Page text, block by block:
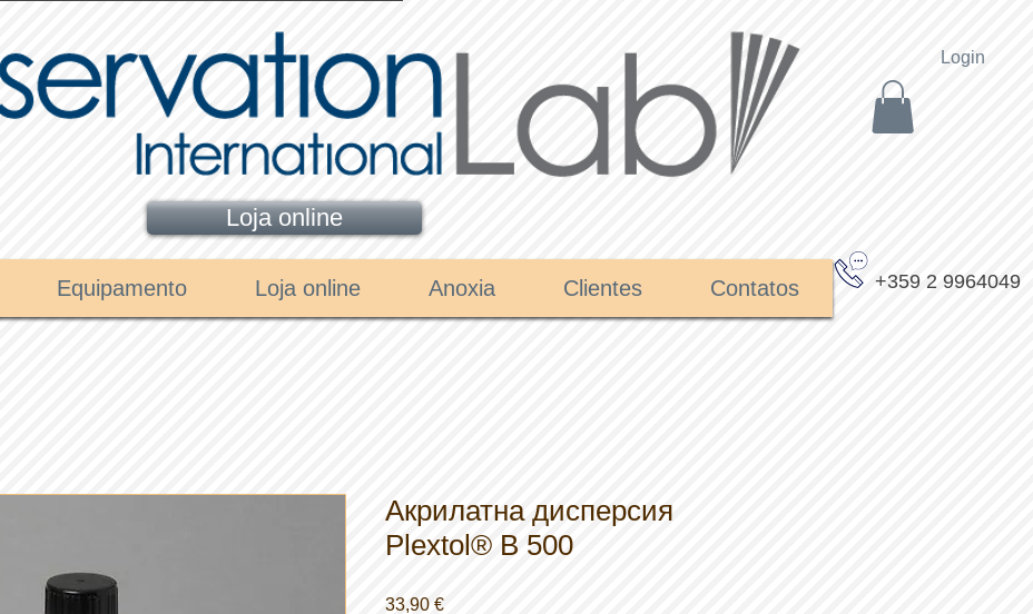
Loja online
Login
Equipamento Loja online Anoxia Clientes Contatos +359 2 9964049
Акрилатна дисперсия
Plextol® B 500
33,90 €Preço